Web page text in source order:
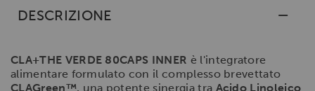
DESCRIZIONE
CLA+THE VERDE 80CAPS INNER è l'integratore
alimentare formulato con il complesso brevettato
CLAGreen™, una potente sinergia tra Acido Linoleico